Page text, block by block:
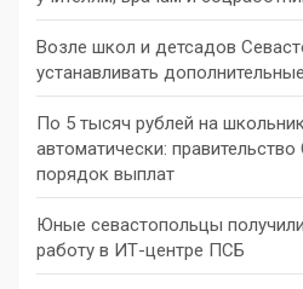
Возле школ и детсадов
устанавливать
По 5 тысяч рублей на
автоматически:
порядок выплат
Юные севастопольцы
работу в ИТ-центре ПСБ